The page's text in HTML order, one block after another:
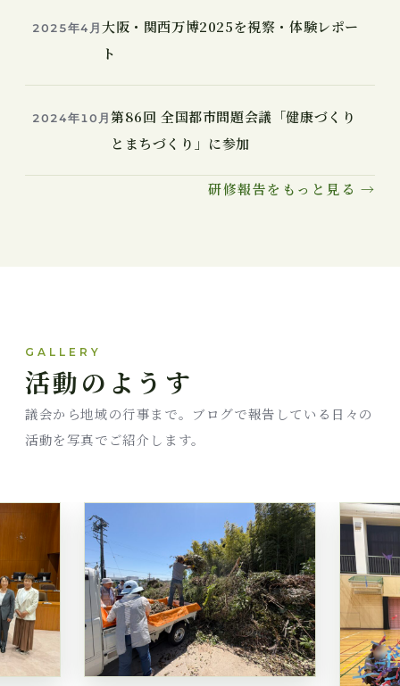
2025年4月 大阪・関西万博2025を視察・体験レポー
ト
2024年10月 第86回 全国都市問題会議「健康づくり
とまちづくり」に参加
研修報告をもっと見る →
GALLERY
活動のようす
議会から地域の行事まで。ブログで報告している日々の
活動を写真でご紹介します。